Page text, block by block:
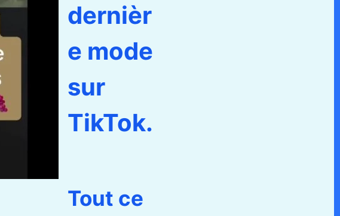
dernièr
e mode
sur
TikTok.
Tout ce